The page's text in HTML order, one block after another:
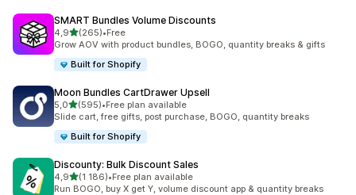
SMART Bundles Volume Discounts
4,9av 5 stjerner
(265)
Totalt 265 omtaler
•Free
Grow AOV with product bundles, BOGO, quantity breaks & gifts
Built for Shopify
Moon Bundles CartDrawer Upsell
5,0av 5 stjerner
(595)
Totalt 595 omtaler
•Free plan available
Slide cart, free gifts, post purchase, BOGO, quantity breaks
Built for Shopify
Discounty: Bulk Discount Sales
4,9av 5 stjerner
(1 186)
Totalt 1186 omtaler
•Free plan available
Run BOGO, buy X get Y, volume discount app & quantity breaks